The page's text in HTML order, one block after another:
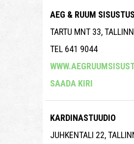
AEG & RUUM SISUSTUS
TARTU MNT 33,
TEL 641 9044
SAADA KIRI
KARDINASTUUDIO
JUHKENTALI 22,